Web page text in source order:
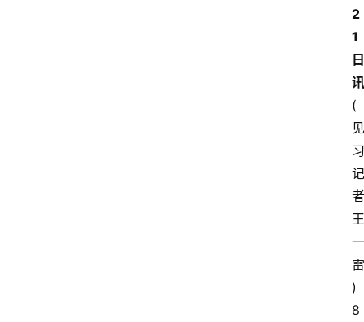
2
1
日
讯
(
见
习
记
者
王
一
雷
)
8